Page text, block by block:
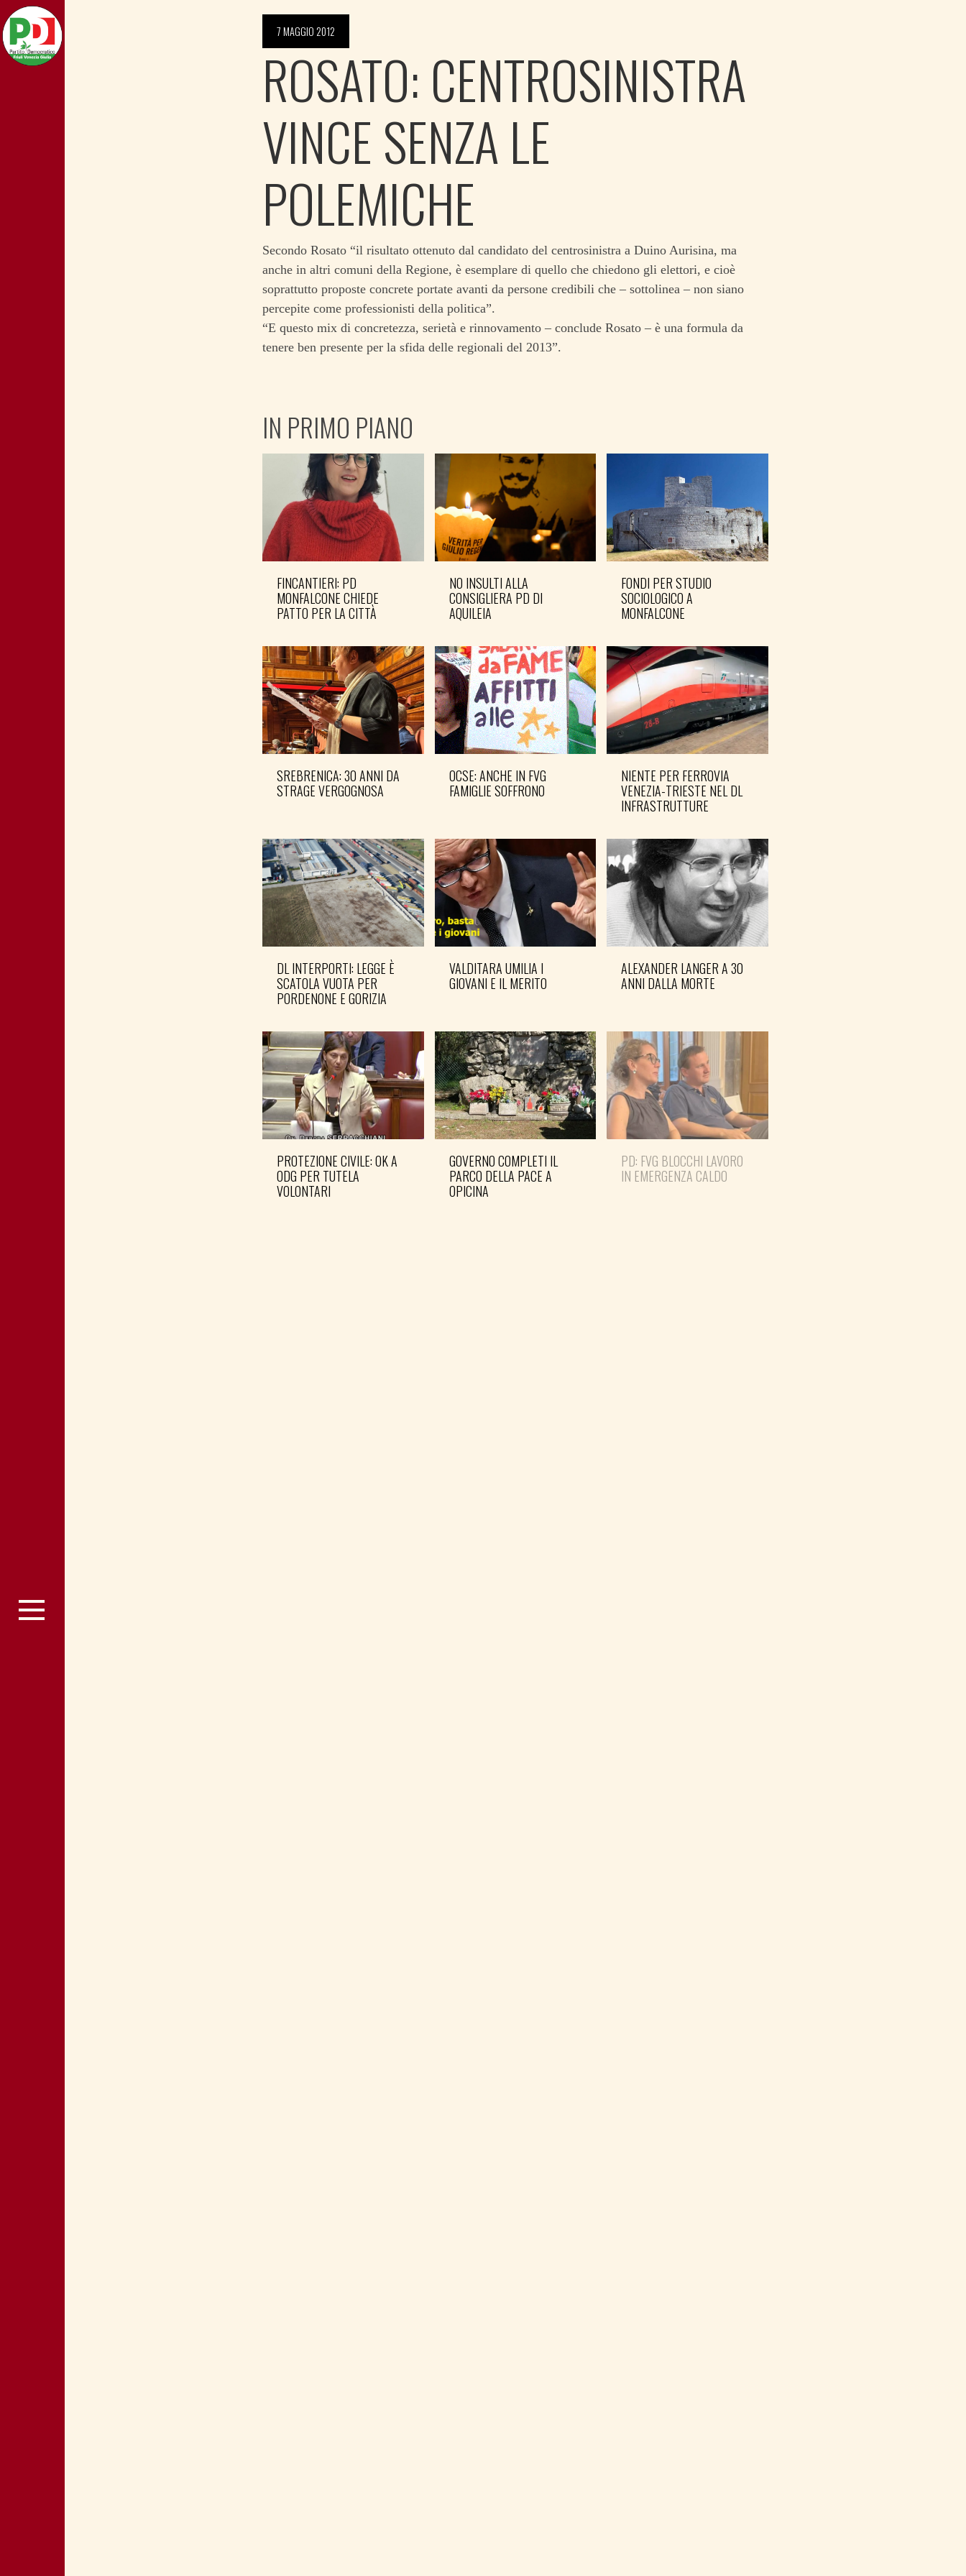
7 MAGGIO 2012
ROSATO: CENTROSINISTRA
VINCE SENZA LE
POLEMICHE
Secondo Rosato “il risultato ottenuto dal candidato del centrosinistra a Duino Aurisina, ma
anche in altri comuni della Regione, è esemplare di quello che chiedono gli elettori, e cioè
soprattutto proposte concrete portate avanti da persone credibili che – sottolinea – non siano
percepite come professionisti della politica”.
“E questo mix di concretezza, serietà e rinnovamento – conclude Rosato – è una formula da
tenere ben presente per la sfida delle regionali del 2013”.
IN PRIMO PIANO
FINCANTIERI: PD
MONFALCONE CHIEDE
PATTO PER LA CITTÀ
NO INSULTI ALLA
CONSIGLIERA PD DI
AQUILEIA
FONDI PER STUDIO
SOCIOLOGICO A
MONFALCONE
SREBRENICA: 30 ANNI DA
STRAGE VERGOGNOSA
OCSE: ANCHE IN FVG
FAMIGLIE SOFFRONO
NIENTE PER FERROVIA
VENEZIA-TRIESTE NEL DL
INFRASTRUTTURE
DL INTERPORTI: LEGGE È
SCATOLA VUOTA PER
PORDENONE E GORIZIA
VALDITARA UMILIA I
GIOVANI E IL MERITO
ALEXANDER LANGER A 30
ANNI DALLA MORTE
PROTEZIONE CIVILE: OK A
ODG PER TUTELA
VOLONTARI
GOVERNO COMPLETI IL
PARCO DELLA PACE A
OPICINA
PD: FVG BLOCCHI LAVORO
IN EMERGENZA CALDO